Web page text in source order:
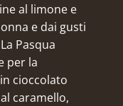
al limone e
e dai gusti
Pasqua
per la
cioccolato
caramello,